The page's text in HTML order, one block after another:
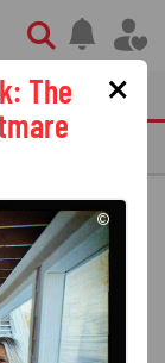
nieuws
007 in No
×
The
©